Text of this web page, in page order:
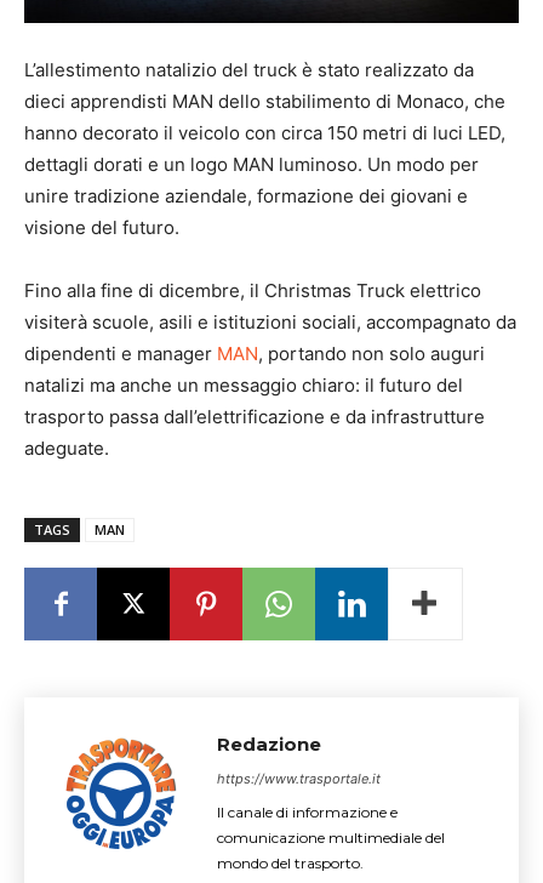
L’allestimento natalizio del truck è stato realizzato da
dieci apprendisti MAN dello stabilimento di Monaco, che
hanno decorato il veicolo con circa 150 metri di luci LED,
dettagli dorati e un logo MAN luminoso. Un modo per
unire tradizione aziendale, formazione dei giovani e
visione del futuro.
Fino alla fine di dicembre, il Christmas Truck elettrico
visiterà scuole, asili e istituzioni sociali, accompagnato da
dipendenti e manager MAN, portando non solo auguri
natalizi ma anche un messaggio chiaro: il futuro del
trasporto passa dall’elettrificazione e da infrastrutture
adeguate.
TAGS MAN
Redazione
https://www.trasportale.it
Il canale di informazione e
comunicazione multimediale del
mondo del trasporto.